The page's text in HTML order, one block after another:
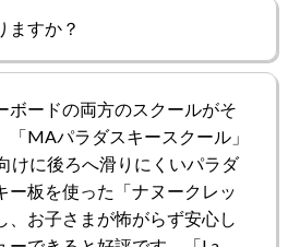
洗練された外観やインテリアが、
ています。
もっと見る
5.0
りました。ライトアップされたゲレ
ますか？
ボードの両方のスクールがそ
「MAパラダスキースクール」
けに後ろへ滑りにくいパラダ
ー板を使った「ナヌークレッ
、お子さまが怖がらず安心し